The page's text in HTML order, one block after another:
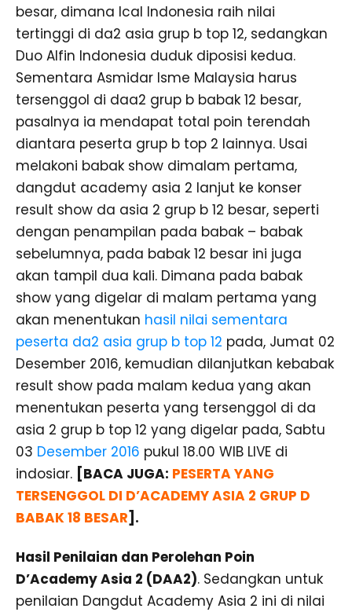
besar, dimana Ical Indonesia raih nilai
tertinggi di da2 asia grup b top 12, sedangkan
Duo Alfin Indonesia duduk diposisi kedua.
Sementara Asmidar Isme Malaysia harus
tersenggol di daa2 grup b babak 12 besar,
pasalnya ia mendapat total poin terendah
diantara peserta grup b top 2 lainnya. Usai
melakoni babak show dimalam pertama,
dangdut academy asia 2 lanjut ke konser
result show da asia 2 grup b 12 besar, seperti
dengan penampilan pada babak – babak
sebelumnya, pada babak 12 besar ini juga
akan tampil dua kali. Dimana pada babak
show yang digelar di malam pertama yang
akan menentukan hasil nilai sementara
peserta da2 asia grup b top 12 pada, Jumat 02
Desember 2016, kemudian dilanjutkan kebabak
result show pada malam kedua yang akan
menentukan peserta yang tersenggol di da
asia 2 grup b top 12 yang digelar pada, Sabtu
03 Desember 2016 pukul 18.00 WIB LIVE di
indosiar. [BACA JUGA: PESERTA YANG
TERSENGGOL DI D’ACADEMY ASIA 2 GRUP D
BABAK 18 BESAR].
Hasil Penilaian dan Perolehan Poin
D’Academy Asia 2 (DAA2). Sedangkan untuk
penilaian Dangdut Academy Asia 2 ini di nilai